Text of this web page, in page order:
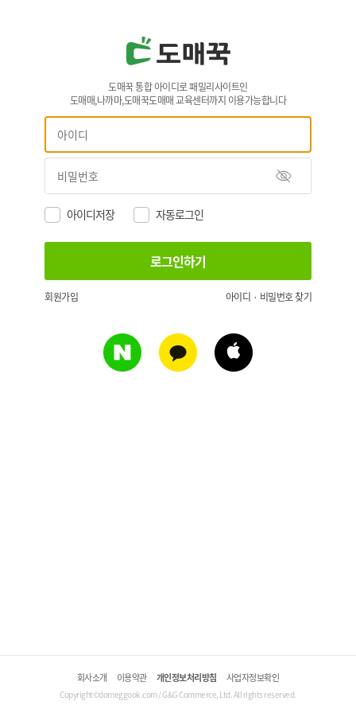
도매꾹 통합 아이디로 패밀리사이트인
도매매,나까마,도매꾹도매매 교육센터까지 이용가능합니다
아이디저장 자동로그인
회원가입 아이디 · 비밀번호 찾기
회사소개 이용약관 개인정보처리방침 사업자정보확인
Copyright©domeggook.com / G&G Commerce, Ltd. All rights reserved.